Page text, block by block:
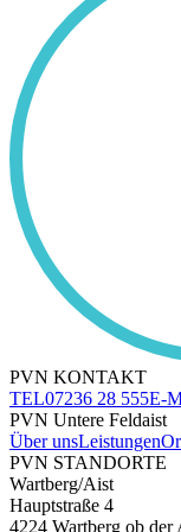
PVN KONTAKT
TEL07236 28 555E-
PVN Untere Feldaist
Über unsLeistungen
PVN STANDORTE
Wartberg/Aist
Hauptstraße 4
4224 Wartberg ob der